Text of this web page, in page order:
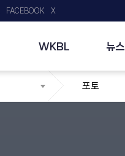
WKBL 뉴스
FACEBOOK X
포토